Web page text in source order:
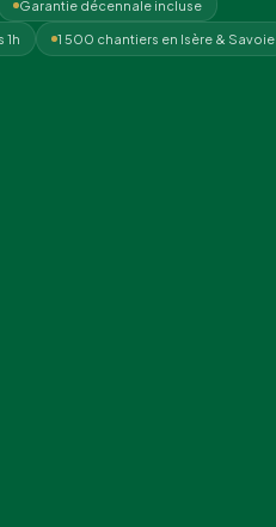
Garantie décennale incluse
1h 1 500 chantiers en Isère & Savoie